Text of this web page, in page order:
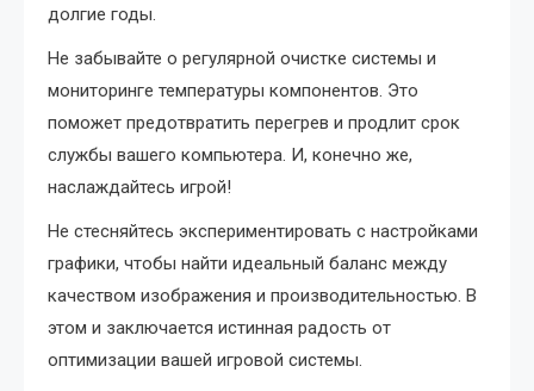
долгие годы.
Не забывайте о регулярной очистке системы и
мониторинге температуры компонентов. Это
поможет предотвратить перегрев и продлит срок
службы вашего компьютера. И, конечно же,
наслаждайтесь игрой!
Не стесняйтесь экспериментировать с настройками
графики, чтобы найти идеальный баланс между
качеством изображения и производительностью. В
этом и заключается истинная радость от
оптимизации вашей игровой системы.